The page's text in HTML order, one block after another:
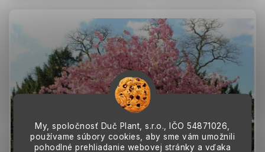
My, spoločnosť Duč Plant, s.r.o., IČO 54871026,
používame súbory cookies, aby sme vám umožnili
pohodlné prehliadanie webovej stránky a vďaka